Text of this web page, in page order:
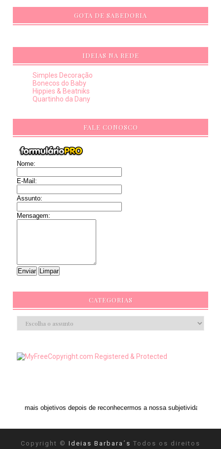
GOTA DE SABEDORIA
IDEIAS NA REDE
Simples Decoração
Bonecos do Baby
Hippies & Beatniks
Quartinho da Dany
FALE CONOSCO
Nome:
E-Mail:
Assunto:
Mensagem:
CATEGORIAS
depois de reconhecermos a nossa subjetividade." ANAIS NIN
Copyright © Ideias Barbara´s Todos os direitos